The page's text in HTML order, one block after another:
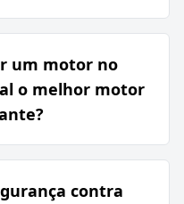
um motor no
o melhor motor
contra